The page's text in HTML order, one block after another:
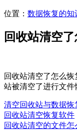
位置： 数据恢复的知
回收站清空
回收站清空了怎么
站被清空了进行文件
清空回收站与数据恢
回收站清空恢复软件
回收站清空的文件怎